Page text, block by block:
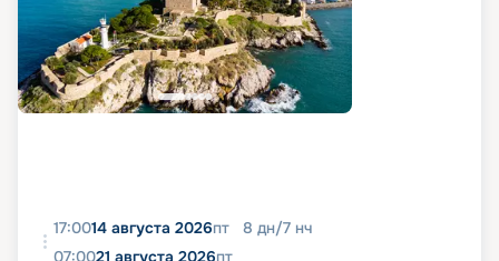
17:0014 августа 2026пт 8 дн/7 нч
07:0021 августа 2026пт